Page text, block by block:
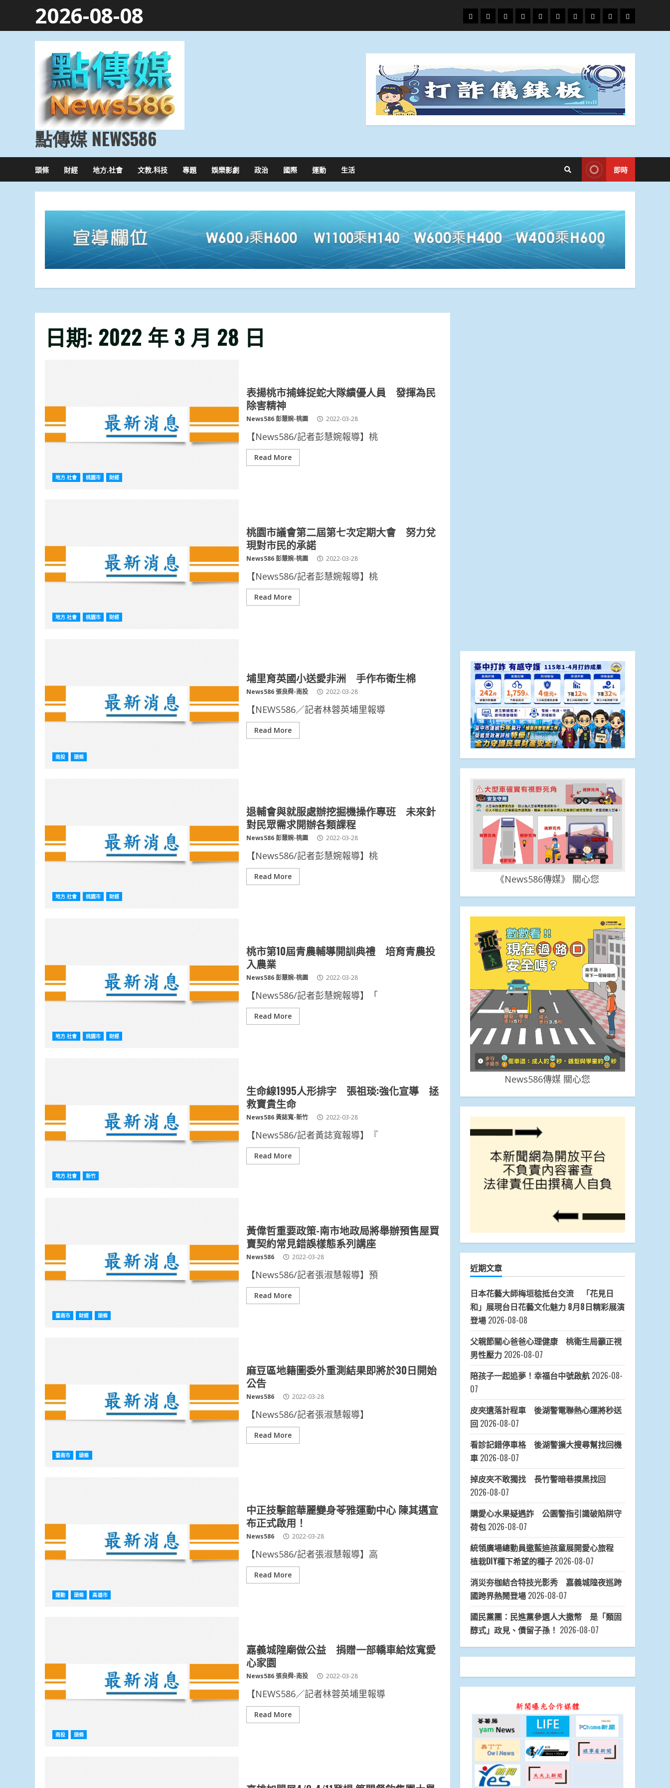
2026-08-08
頭
條
財
經
地
方.
文
教.
專
題
娛
樂
政
治
國
際
運
動
生
活
點傳媒 NEWS586
頭條 財經 地方.社會 文教.科技 專題 娛樂影劇 政治 國際 運動 生活 即時
日期: 2022 年 3 月 28 日
地方.社會 桃園市 財經
表揚桃市捕蜂捉蛇大隊績優人員 發揮為民
除害精神
News586 彭慧婉-桃園 2022-03-28
【News586/記者彭慧婉報導】桃
Read More
地方.社會 桃園市 財經
桃園市議會第二屆第七次定期大會 努力兌
現對市民的承諾
News586 彭慧婉-桃園 2022-03-28
【News586/記者彭慧婉報導】桃
Read More
南投 頭條
埔里育英國小送愛非洲 手作布衛生棉
News586 張良舜-南投 2022-03-28
【NEWS586／記者林蓉英埔里報導
Read More
地方.社會 桃園市 財經
退輔會與就服處辦挖掘機操作專班 未來針
對民眾需求開辦各類課程
News586 彭慧婉-桃園 2022-03-28
【News586/記者彭慧婉報導】桃
Read More
地方.社會 桃園市 財經
桃市第10屆青農輔導開訓典禮 培育青農投
入農業
News586 彭慧婉-桃園 2022-03-28
【News586/記者彭慧婉報導】「
Read More
地方.社會 新竹
生命線1995人形排字 張祖琰:強化宣導 拯
救寶貴生命
News586 黃誌寬-新竹 2022-03-28
【News586/記者黃誌寬報導】『
Read More
臺南市 財經 頭條
黃偉哲重要政策-南市地政局將舉辦預售屋買
賣契約常見錯誤樣態系列講座
News586 2022-03-28
【News586/記者張淑慧報導】預
Read More
臺南市 頭條
麻豆區地籍圖委外重測結果即將於30日開始
公告
News586 2022-03-28
【News586/記者張淑慧報導】
Read More
運動 頭條 高雄市
中正技擊館華麗變身苓雅運動中心 陳其邁宣
布正式啟用！
News586 2022-03-28
【News586/記者張淑慧報導】高
Read More
南投 頭條
嘉義城隍廟做公益 捐贈一部轎車給炫寬愛
心家園
News586 張良舜-南投 2022-03-28
【NEWS586／記者林蓉英埔里報導
Read More
《News586傳媒》 關心您
News586傳媒 關心您
近期文章
日本花藝大師梅垣稔抵台交流 「花見日
和」展現台日花藝文化魅力 8月8日精彩展演
登場 2026-08-08
父親節關心爸爸心理健康 桃衛生局籲正視
男性壓力 2026-08-07
陪孩子一起追夢！幸福台中號啟航 2026-08-
07
皮夾遺落計程車 後湖警電聯熱心運將秒送
回 2026-08-07
看診記錯停車格 後湖警擴大搜尋幫找回機
車 2026-08-07
掉皮夾不敢獨找 長竹警暗巷摸黑找回
2026-08-07
購愛心水果疑遇詐 公園警指引識破陷阱守
荷包 2026-08-07
統領廣場總動員邀藍迪孩童展開愛心旅程
植栽DIY種下希望的種子 2026-08-07
消災夯枷結合特技光影秀 嘉義城隍夜巡跨
國跨界熱鬧登場 2026-08-07
國民黨團：民進黨參選人大撒幣 是「類固
醇式」政見、債留子孫！ 2026-08-07